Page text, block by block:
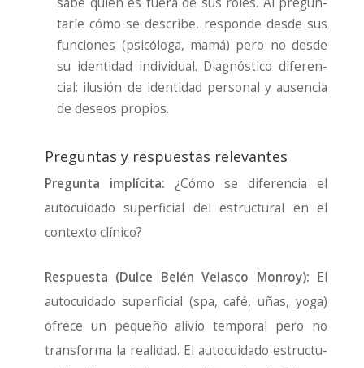
tar­le cómo se des­cri­be, res­pon­de des­de sus
fun­cio­nes (psi­có­lo­ga, mamá) pero no des­de
su iden­ti­dad indi­vi­dual. Diag­nós­ti­co dife­ren­
cial: ilu­sión de iden­ti­dad per­so­nal y ausen­cia
de deseos pro­pios.
Preguntas y respuestas relevantes
Pre­gun­ta implí­ci­ta: ¿Cómo se dife­ren­cia el
auto­cui­da­do super­fi­cial del estruc­tu­ral en el
con­tex­to clí­ni­co?
Res­pues­ta (Dul­ce Belén Velas­co Mon­roy): El
auto­cui­da­do super­fi­cial (spa, café, uñas, yoga)
ofre­ce un peque­ño ali­vio tem­po­ral pero no
trans­for­ma la reali­dad. El auto­cui­da­do estruc­tu­